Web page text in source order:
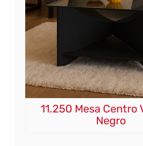
11.250 Mesa Centro
Negro